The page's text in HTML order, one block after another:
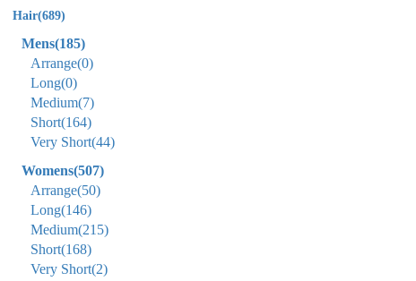
Hair(689)
Mens(185)
Arrange(0)
Long(0)
Medium(7)
Short(164)
Very Short(44)
Womens(507)
Arrange(50)
Long(146)
Medium(215)
Short(168)
Very Short(2)